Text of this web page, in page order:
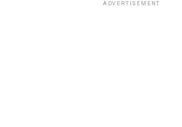
ADVERTISEMENT